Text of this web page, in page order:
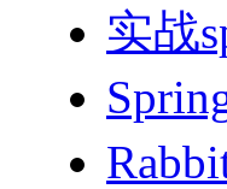
实战